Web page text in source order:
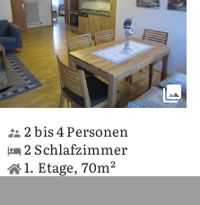
2 bis 4 Personen
2 Schlafzimmer
1. Etage, 70m²